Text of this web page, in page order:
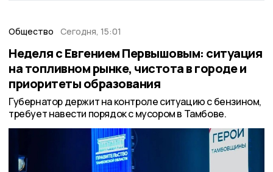
Общество Сегодня, 15:01
Неделя с Евгением Первышовым: ситуация
на топливном рынке, чистота в городе и
приоритеты образования
Губернатор держит на контроле ситуацию с бензином,
требует навести порядок с мусором в Тамбове.